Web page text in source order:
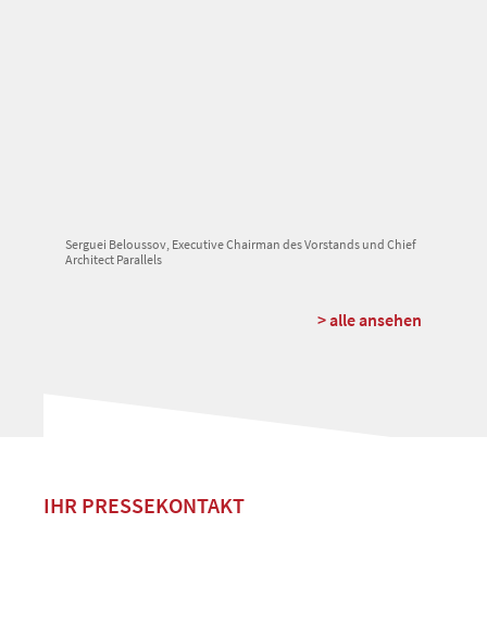
Serguei Beloussov, Executive Chairman des Vorstands und Chief
Architect Parallels
> alle ansehen
IHR PRESSEKONTAKT